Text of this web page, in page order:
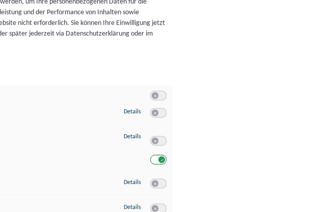
und der Performance von Inhalten sowie
nicht erforderlich. Sie können Ihre Einwilligung jetzt
später jederzeit via Datenschutzerklärung oder im
Details zu Speichern von oder Zugriff auf Informationen auf einem Endgerät
Details zu Verwendung reduzierter Daten zur Auswahl von Werbeanzeigen
Details zu Erstellung von Profilen für personalisierte Werbung
Details zu Verwendung von Profilen zur Auswahl personalisierter Werbung